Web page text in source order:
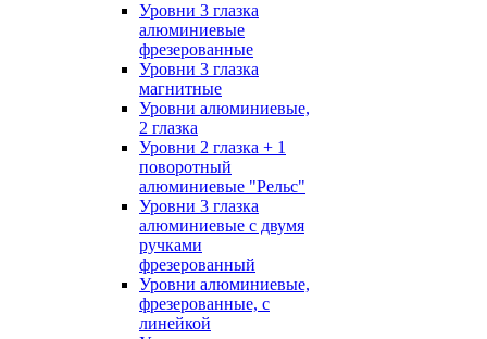
Уровни 3 глазка
алюминиевые
фрезерованные
Уровни 3 глазка
магнитные
Уровни алюминиевые,
2 глазка
Уровни 2 глазка + 1
поворотный
алюминиевые "Рельс"
Уровни 3 глазка
алюминиевые с двумя
ручками
фрезерованный
Уровни алюминиевые,
фрезерованные, с
линейкой